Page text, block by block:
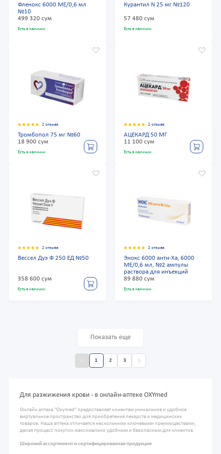
Фленокс 6000 МЕ/0,6 мл
№10
499 320 сум
Есть в наличии
Курантил N 25 мг №120
57 480 сум
Есть в наличии
2 отзыва
Тромбопол 75 мг №60
18 900 сум
Есть в наличии
2 отзыва
АЦЕКАРД 50 МГ
11 100 сум
Есть в наличии
2 отзыва
Вессел Дуэ Ф 250 ЕД №50
358 600 сум
Есть в наличии
2 отзыва
Энокс 6000 анти-Ха, 6000
МЕ/0,6 мл, №2 ампулы
раствора для инъекций
89 880 сум
Есть в наличии
Показать еще
1 2 3
Для разжижения крови - в онлайн-аптеке OXYmed
Онлайн аптека "Oxymed" предоставляет клиентам уникальное и удобное
виртуальное пространство для приобретения лекарств и медицинских
товаров. Наша аптека отличается несколькими ключевыми преимуществами,
делая процесс покупок максимально удобным и безопасным для клиентов.
Широкий ассортимент и сертифицированная продукция